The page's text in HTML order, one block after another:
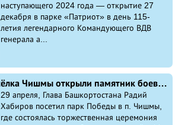
наступающего 2024 года — открытие 27
декабря в парке «Патриот» в день 115-
летия легендарного Командующего ВДВ
генерала а...
В парке Победы посёлка Чишмы открыли памятник боевому вертолёту Ми-24
29 апреля, Глава Башкортостана Радий
Хабиров посетил парк Победы в п. Чишмы,
где состоялась торжественная церемония